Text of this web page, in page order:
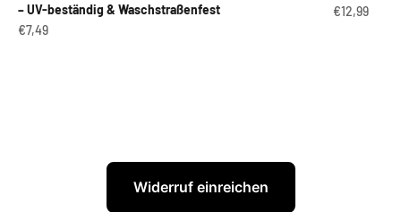
– UV-beständig & Waschstraßenfest
Angebot
€7,49
Angebot
€12,99
Widerruf einreichen